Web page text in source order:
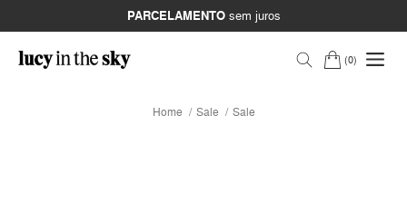
PARCELAMENTOsem juros
0
Home Sale Sale